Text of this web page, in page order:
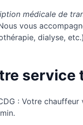
médicale de
vous
dialyse,
service
: Votre